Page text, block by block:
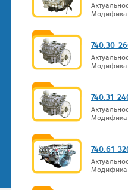
740.30-
740.31-
740.61-